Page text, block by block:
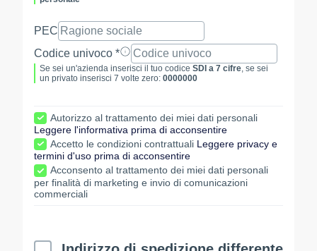
PEC
Codice univoco *
Se sei un'azienda inserisci il tuo codice SDI a 7 cifre, se sei
un privato inserisci 7 volte zero: 0000000
Autorizzo al trattamento dei miei dati personali
Leggere l'informativa prima di acconsentire
Accetto le condizioni contrattuali Leggere privacy e
termini d'uso prima di acconsentire
Acconsento al trattamento dei miei dati personali
per finalità di marketing e invio di comunicazioni
commerciali